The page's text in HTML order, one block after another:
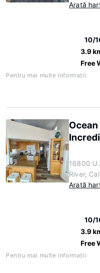
Arată
10/
3.9
Free
Pentru mai multe informaţii:
16800
River,
Arată
10/
3.9
Free
Pentru mai multe informaţii: